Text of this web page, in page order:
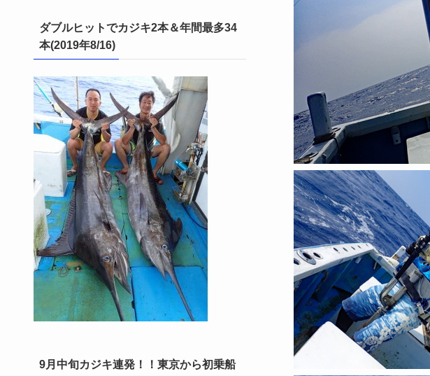
ダブルヒットでカジキ2本＆年間最多34
本(2019年8/16)
9月中旬カジキ連発！！東京から初乗船